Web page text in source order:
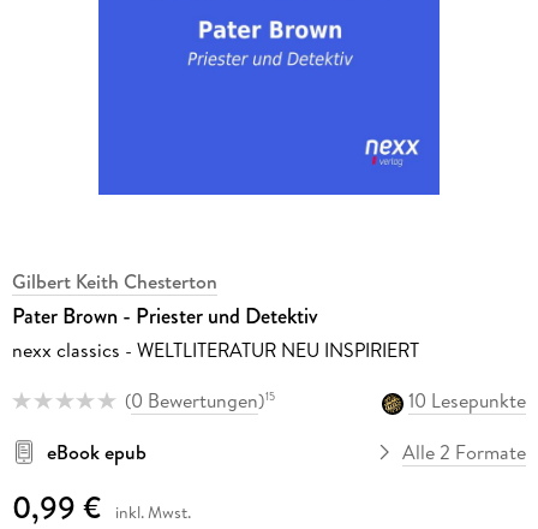
Gilbert Keith Chesterton
Pater Brown - Priester und Detektiv
nexx classics - WELTLITERATUR NEU INSPIRIERT
(0 Bewertungen)15
10 Lesepunkte
eBook epub
Alle 2 Formate
0,99 € inkl. Mwst.